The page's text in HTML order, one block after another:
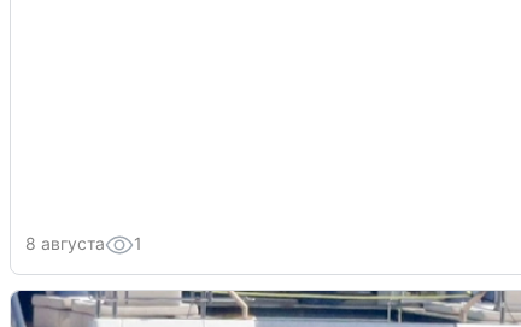
8 августа 1